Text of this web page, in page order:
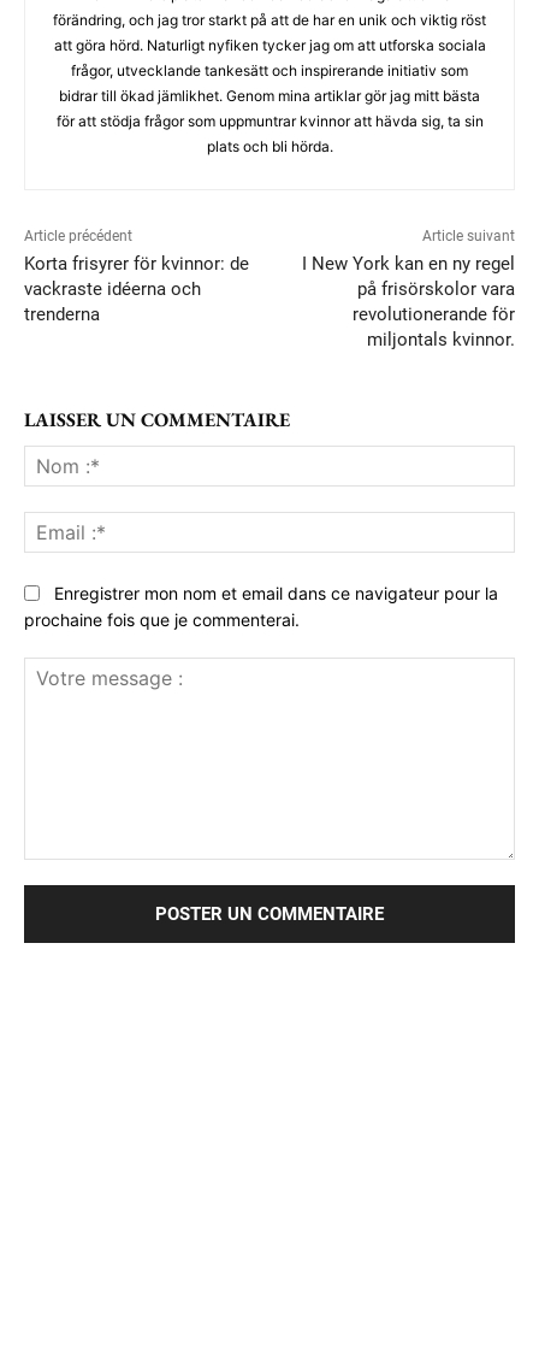
förändring, och jag tror starkt på att de har en unik och viktig röst
att göra hörd. Naturligt nyfiken tycker jag om att utforska sociala
frågor, utvecklande tankesätt och inspirerande initiativ som
bidrar till ökad jämlikhet. Genom mina artiklar gör jag mitt bästa
för att stödja frågor som uppmuntrar kvinnor att hävda sig, ta sin
plats och bli hörda.
Article précédent
Korta frisyrer för kvinnor: de
vackraste idéerna och
trenderna
Article suivant
I New York kan en ny regel
på frisörskolor vara
revolutionerande för
miljontals kvinnor.
LAISSER UN COMMENTAIRE
:*
:*
Enregistrer mon nom et email dans ce navigateur pour la
prochaine fois que je commenterai.